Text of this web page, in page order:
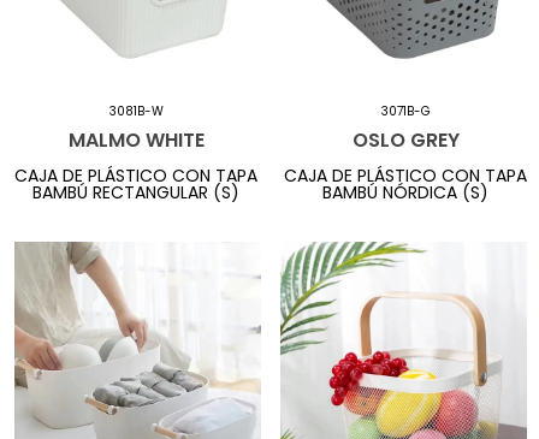
3081B-W
MALMO WHITE
CAJA DE PLÁSTICO CON TAPA
BAMBÚ RECTANGULAR (S)
3071B-G
OSLO GREY
CAJA DE PLÁSTICO CON TAPA
BAMBÚ NÓRDICA (S)